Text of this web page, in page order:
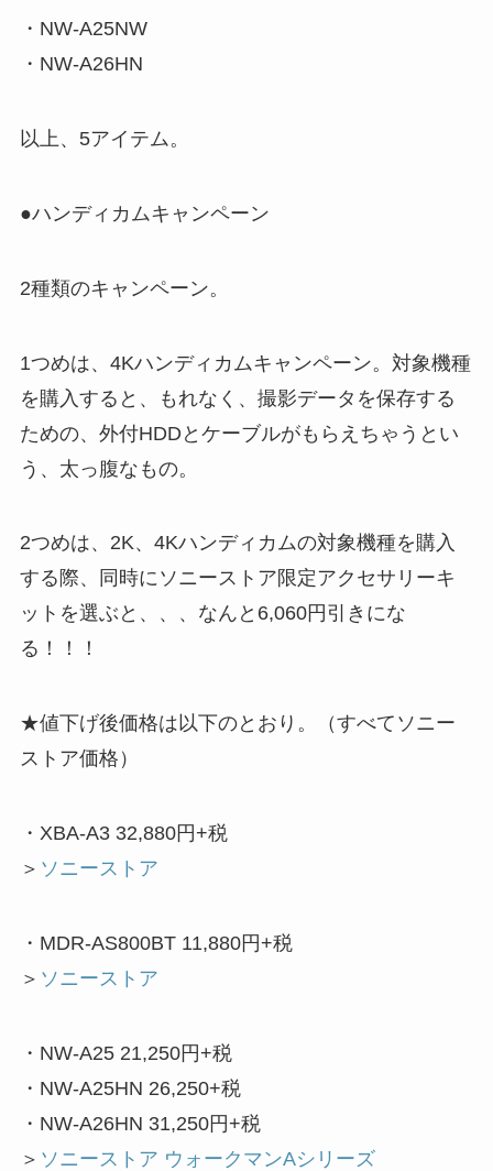
・NW-A25NW
・NW-A26HN
以上、5アイテム。
●ハンディカムキャンペーン
2種類のキャンペーン。
1つめは、4Kハンディカムキャンペーン。対象機種
を購入すると、もれなく、撮影データを保存する
ための、外付HDDとケーブルがもらえちゃうとい
う、太っ腹なもの。
2つめは、2K、4Kハンディカムの対象機種を購入
する際、同時にソニーストア限定アクセサリーキ
ットを選ぶと、、、なんと6,060円引きにな
る！！！
★値下げ後価格は以下のとおり。（すべてソニー
ストア価格）
・XBA-A3 32,880円+税
＞ ソニーストア
・MDR-AS800BT 11,880円+税
＞ ソニーストア
・NW-A25 21,250円+税
・NW-A25HN 26,250+税
・NW-A26HN 31,250円+税
＞ ソニーストア ウォークマンAシリーズ